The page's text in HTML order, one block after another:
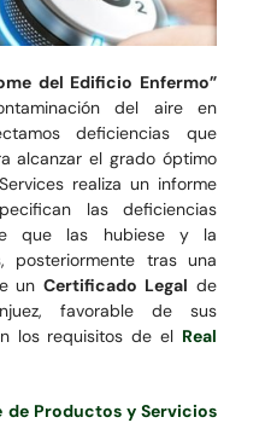
del Edificio Enfermo”
del aire en
deficiencias que
alcanzar el grado óptimo
realiza un informe
las deficiencias
que las hubiese y la
posteriormente tras una
unCertificado Legal de
favorable de sus
los requisitos de el Real
de Productos y Servicios